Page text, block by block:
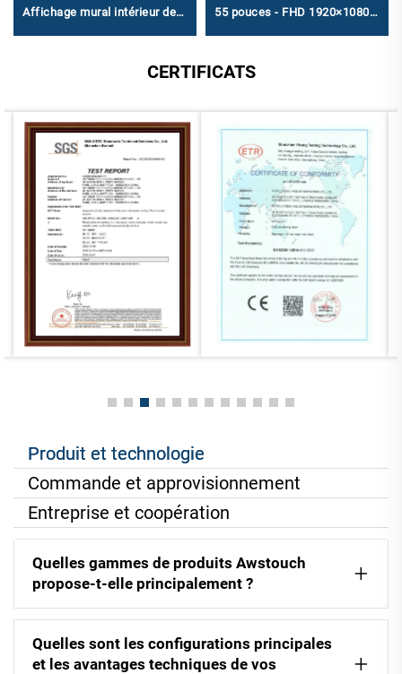
Affichage mural intérieur de
industriel avec prise en
55 pouces - FHD 1920×1080,
d'informations publiques et
CERTIFICATS
Produit et technologie
Commande et approvisionnement
Entreprise et coopération
Quelles gammes de produits Awstouch
propose-t-elle principalement ?
Quelles sont les configurations principales
et les avantages techniques de vos